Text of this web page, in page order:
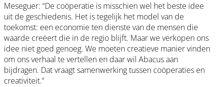
Meseguer: “De coöperatie is misschien wel het beste idee
uit de geschiedenis. Het is tegelijk het model van de
toekomst: een economie ten dienste van de mensen die
waarde creëert die in de regio blijft. Maar we verkopen ons
idee niet goed genoeg. We moeten creatieve manier vinden
om ons verhaal te vertellen en daar wil Abacus aan
bijdragen. Dat vraagt samenwerking tussen coöperaties en
creativiteit.”